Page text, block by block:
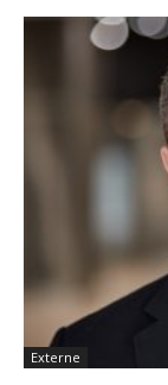
Externe